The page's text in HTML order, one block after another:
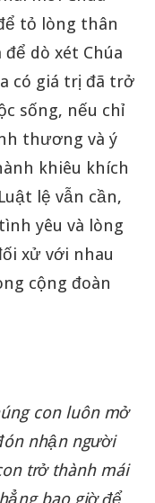
tỏ lòng thân
dò xét Chúa
có giá trị đã trở
sống, nếu chỉ
thương và ý
khiêu khích
lệ vẫn cần,
yêu và lòng
xử với nhau
cộng đoàn
con luôn mở
nhận người
trở thành mái